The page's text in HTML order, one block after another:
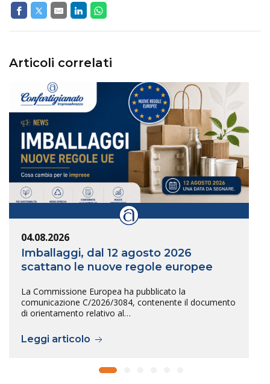
Articoli correlati
04.08.2026
Imballaggi, dal 12 agosto 2026
scattano le nuove regole europee
La Commissione Europea ha pubblicato la
comunicazione C/2026/3084, contenente il documento
di orientamento relativo al…
Leggi articolo